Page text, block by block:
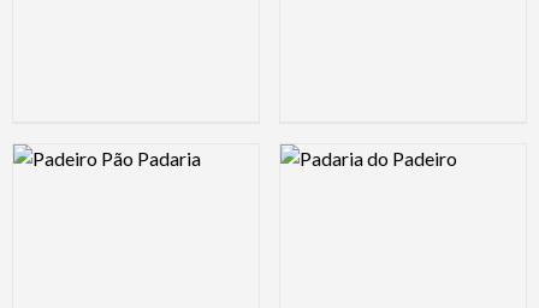
Logo Preview Image Logo Preview Image